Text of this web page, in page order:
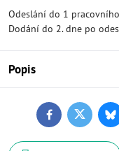
Odeslání do 1
Dodání do 2. dne po
Popis
FacebookTwitter